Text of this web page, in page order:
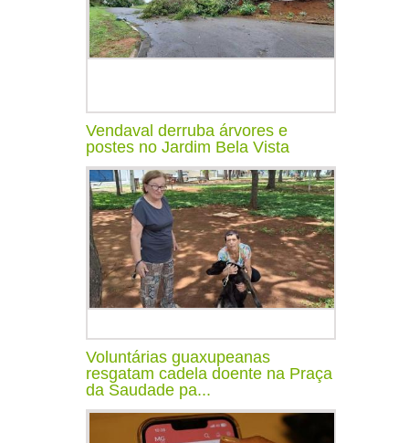
Vendaval derruba árvores e
postes no Jardim Bela Vista
Voluntárias guaxupeanas
resgatam cadela doente na Praça
da Saudade pa...